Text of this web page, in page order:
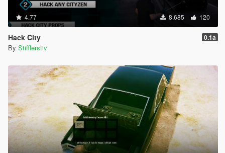
4.77 8.685 120
Hack City 0.1a
By Stifflerstiv